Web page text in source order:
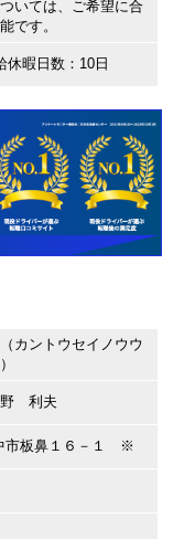
いては、ご希望に合
です。
休暇日数：10日
カントウセイノウウ
野 利夫
市板鼻１６－１ ※